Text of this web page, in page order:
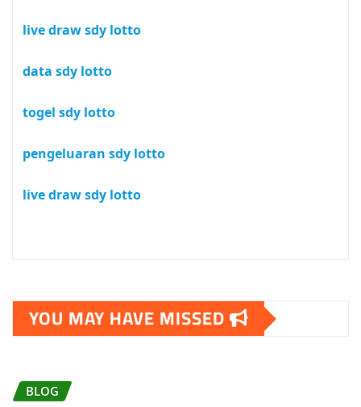
live draw sdy lotto
data sdy lotto
togel sdy lotto
pengeluaran sdy lotto
live draw sdy lotto
YOU MAY HAVE MISSED
BLOG